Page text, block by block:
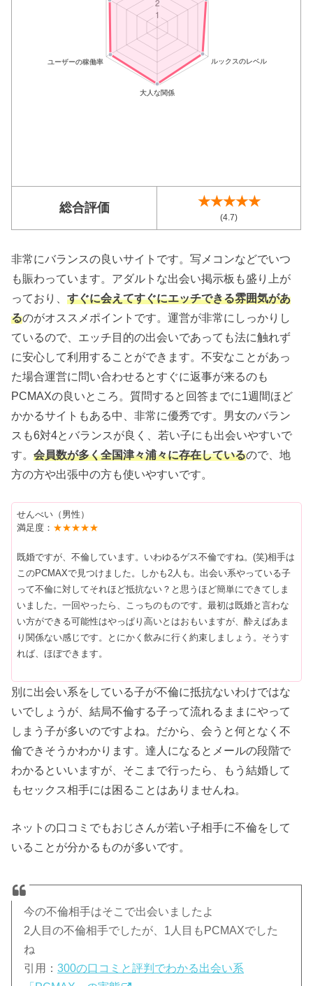
総合評価 ★★★★★
(4.7)
非常にバランスの良いサイトです。写メコンなどでいつ
も賑わっています。アダルトな出会い掲示板も盛り上が
っており、すぐに会えてすぐにエッチできる雰囲気があ
るのがオススメポイントです。運営が非常にしっかりし
ているので、エッチ目的の出会いであっても法に触れず
に安心して利用することができます。不安なことがあっ
た場合運営に問い合わせるとすぐに返事が来るのも
PCMAXの良いところ。質問すると回答までに1週間ほど
かかるサイトもある中、非常に優秀です。男女のバラン
スも6対4とバランスが良く、若い子にも出会いやすいで
す。会員数が多く全国津々浦々に存在しているので、地
方の方や出張中の方も使いやすいです。
せんべい（男性）
満足度： ★★★★★
既婚ですが、不倫しています。いわゆるゲス不倫ですね。(笑)相手は
このPCMAXで見つけました。しかも2人も。出会い系やっている子
って不倫に対してそれほど抵抗ない？と思うほど簡単にできてしま
いました。一回やったら、こっちのものです。最初は既婚と言わな
い方ができる可能性はやっぱり高いとはおもいますが、酔えばあま
り関係ない感じです。とにかく飲みに行く約束しましょう。そうす
れば、ほぼできます。
別に出会い系をしている子が不倫に抵抗ないわけではな
いでしょうが、結局不倫する子って流れるままにやって
しまう子が多いのですよね。だから、会うと何となく不
倫できそうかわかります。達人になるとメールの段階で
わかるといいますが、そこまで行ったら、もう結婚して
もセックス相手には困ることはありませんね。
ネットの口コミでもおじさんが若い子相手に不倫をして
いることが分かるものが多いです。
今の不倫相手はそこで出会いましたよ
2人目の不倫相手でしたが、1人目もPCMAXでした
ね
引用：300の口コミと評判でわかる出会い系